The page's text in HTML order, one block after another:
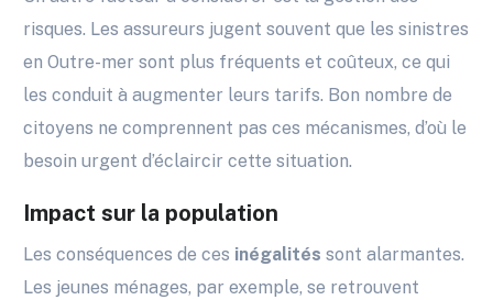
risques. Les assureurs jugent souvent que les sinistres
en Outre-mer sont plus fréquents et coûteux, ce qui
les conduit à augmenter leurs tarifs. Bon nombre de
citoyens ne comprennent pas ces mécanismes, d’où le
besoin urgent d’éclaircir cette situation.
Impact sur la population
Les conséquences de ces inégalités sont alarmantes.
Les jeunes ménages, par exemple, se retrouvent